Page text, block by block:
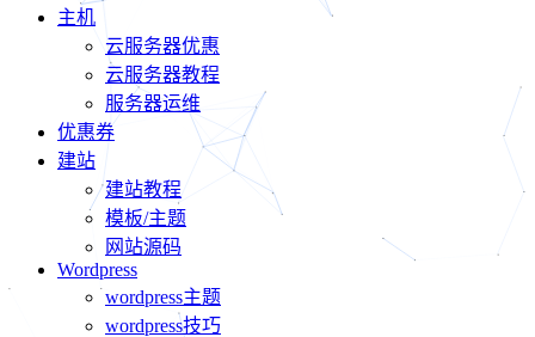
主机
云服务器优惠
云服务器教程
服务器运维
优惠券
建站
建站教程
模板/主题
网站源码
Wordpress
wordpress主题
wordpress技巧